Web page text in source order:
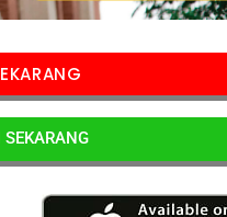
SEKARANG